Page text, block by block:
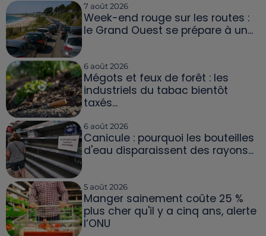
7 août 2026
Week-end rouge sur les routes :
le Grand Ouest se prépare à un...
6 août 2026
Mégots et feux de forêt : les
industriels du tabac bientôt
taxés...
6 août 2026
Canicule : pourquoi les bouteilles
d'eau disparaissent des rayons...
5 août 2026
Manger sainement coûte 25 %
plus cher qu'il y a cinq ans, alerte
l’ONU